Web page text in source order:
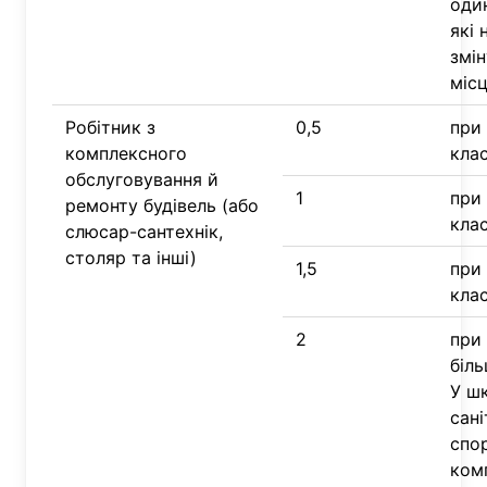
які
Робітник з
комплексного
обслуговування й
ремонту будівель (або
слюсар-сантехнік,
столяр та інші)
0,5
при
1
при
1,5
при
2
при
У